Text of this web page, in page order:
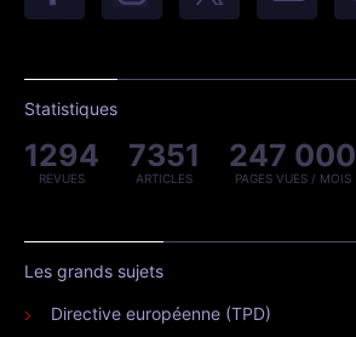
Statistiques
1294
REVUES
7351
ARTICLES
247 000
PAGES VUES / MOIS
Les grands sujets
Directive européenne (TPD)